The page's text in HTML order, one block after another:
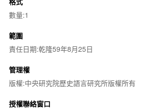
數量:1
範圍
責任日期:乾隆59年8月25日
管理權
版權:中央研究院歷史語言研究所版權所有
授權聯絡窗口